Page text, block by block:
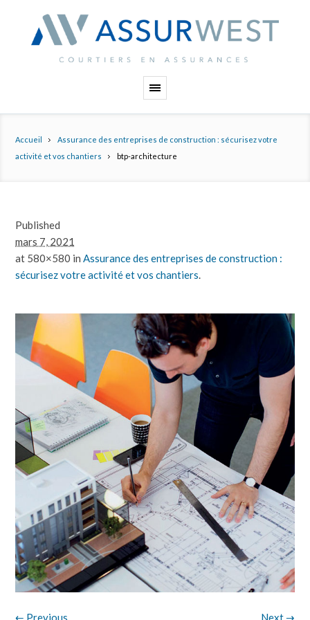
Accueil
Assurance des entreprises de construction : sécurisez votre
activité et vos chantiers
btp-architecture
Published
mars 7, 2021
at 580×580 inAssurance des entreprises de construction :
sécurisez votre activité et vos chantiers.